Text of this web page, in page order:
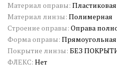
Материал оправы: Пластиковая
Материал линзы: Полимерная
Строение оправы: Оправа
Форма оправы: Прямоугольная
Покрытие линзы: БЕЗ
ФЛЕКС: Нет